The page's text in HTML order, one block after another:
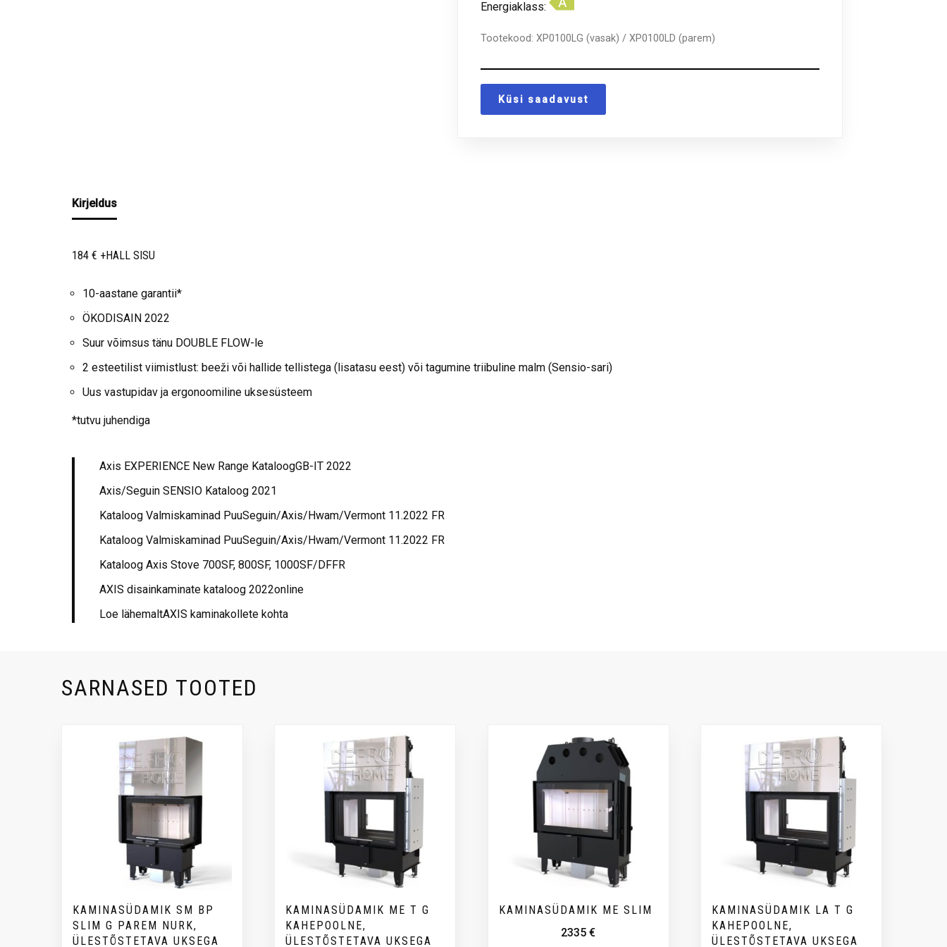
Energiaklass:
Tootekood:XP0100LG (vasak) / XP0100LD (parem)
Küsi saadavust
Kirjeldus
184 € +HALL SISU
10-aastane garantii*
ÖKODISAIN 2022
Suur võimsus tänu DOUBLE FLOW-le
2 esteetilist viimistlust: beeži või hallide tellistega (lisatasu eest) või tagumine triibuline malm (Sensio-sari)
Uus vastupidav ja ergonoomiline uksesüsteem
*tutvu juhendiga
Axis EXPERIENCE New Range KataloogGB-IT 2022
Axis/Seguin SENSIO Kataloog 2021
Kataloog Valmiskaminad PuuSeguin/Axis/Hwam/Vermont 11.2022 FR
Kataloog Valmiskaminad PuuSeguin/Axis/Hwam/Vermont 11.2022 FR
Kataloog Axis Stove 700SF, 800SF, 1000SF/DFFR
AXIS disainkaminate kataloog 2022online
Loe lähemaltAXIS kaminakollete kohta
SARNASED TOOTED
KAMINASÜDAMIK SM BP
SLIM G PAREM NURK,
ÜLESTÕSTETAVA UKSEGA
KAMINASÜDAMIK ME T G
KAHEPOOLNE,
ÜLESTÕSTETAVA UKSEGA
KAMINASÜDAMIK ME SLIM
2335€
KAMINASÜDAMIK LA T G
KAHEPOOLNE,
ÜLESTÕSTETAVA UKSEGA